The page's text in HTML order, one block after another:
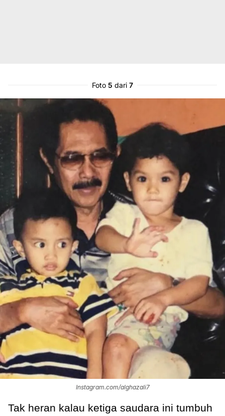
Foto 5 dari 7
Instagram.com/alghazali7
Tak heran kalau ketiga saudara ini tumbuh